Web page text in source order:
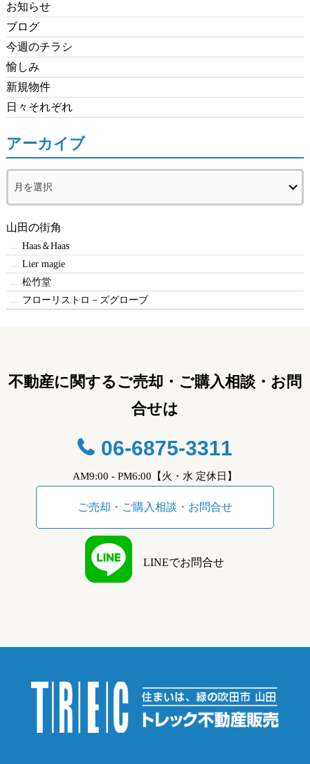
お知らせ
ブログ
今週のチラシ
愉しみ
新規物件
日々それぞれ
アーカイブ
ー
イ
山田の街角
Haas＆Haas
Lier magie
松竹堂
フローリストロ－ズグローブ
不動産に関するご売却・ご購入相談・お問
合せは
06-6875-3311
AM9:00 - PM6:00【火・水 定休日】
ご売却・ご購入相談・お問合せ
LINEでお問合せ